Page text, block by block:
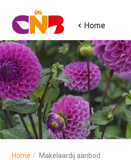
Home
Home Makelaardij aanbod